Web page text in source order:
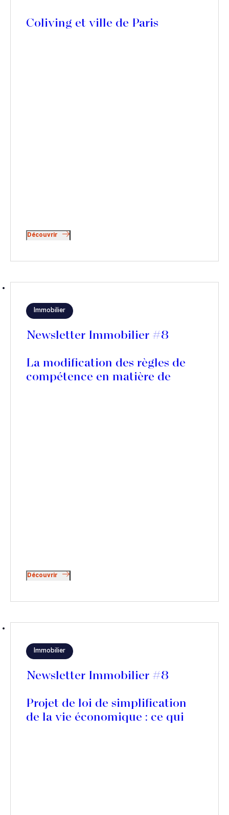
Coliving et ville de Paris
Découvrir
Immobilier
Newsletter Immobilier #8
La modification des règles de
compétence en matière de
Découvrir
Immobilier
Newsletter Immobilier #8
Projet de loi de simplification
de la vie économique : ce qui